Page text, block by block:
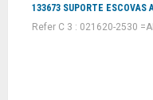
133673 SUPORTE ESCOVAS
Refer C 3 : 021620-2530